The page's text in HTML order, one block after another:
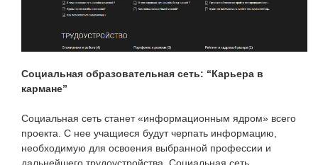
Социальная образовательная сеть: “Карьера в
кармане”
Социальная сеть станет «информационным ядром» всего
проекта. С нее учащиеся будут черпать информацию,
необходимую для освоения выбранной профессии и